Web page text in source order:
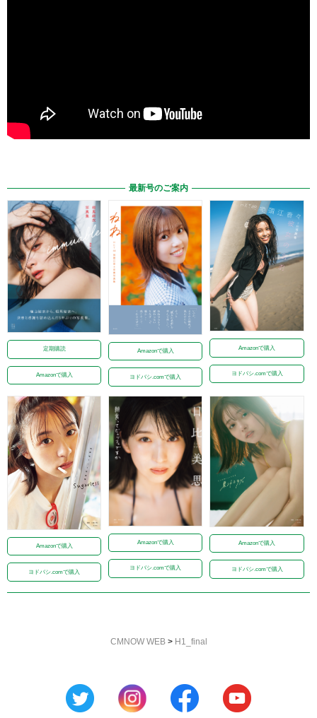
最新号のご案内
定期購読
Amazonで購入
Amazonで購入
ヨドバシ.comで購入
Amazonで購入
ヨドバシ.comで購入
Amazonで購入
ヨドバシ.comで購入
Amazonで購入
ヨドバシ.comで購入
Amazonで購入
ヨドバシ.comで購入
CMNOW WEB> H1_final